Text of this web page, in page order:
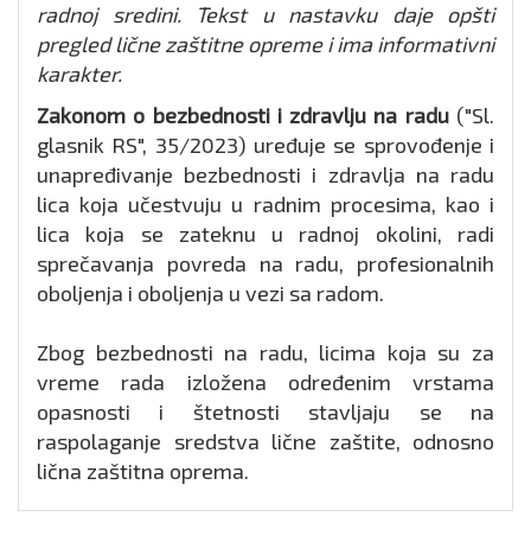
radnoj sredini. Tekst u nastavku daje opšti
pregled lične zaštitne opreme i ima informativni
karakter.
Zakonom o bezbednosti i zdravlju na radu("Sl.
glasnik RS", 35/2023) uređuje se sprovođenje i
unapređivanje bezbednosti i zdravlja na radu
lica koja učestvuju u radnim procesima, kao i
lica koja se zateknu u radnoj okolini, radi
sprečavanja povreda na radu, profesionalnih
oboljenja i oboljenja u vezi sa radom.
Zbog bezbednosti na radu, licima koja su za
vreme rada izložena određenim vrstama
opasnosti i štetnosti stavljaju se na
raspolaganje sredstva lične zaštite, odnosno
lična zaštitna oprema.